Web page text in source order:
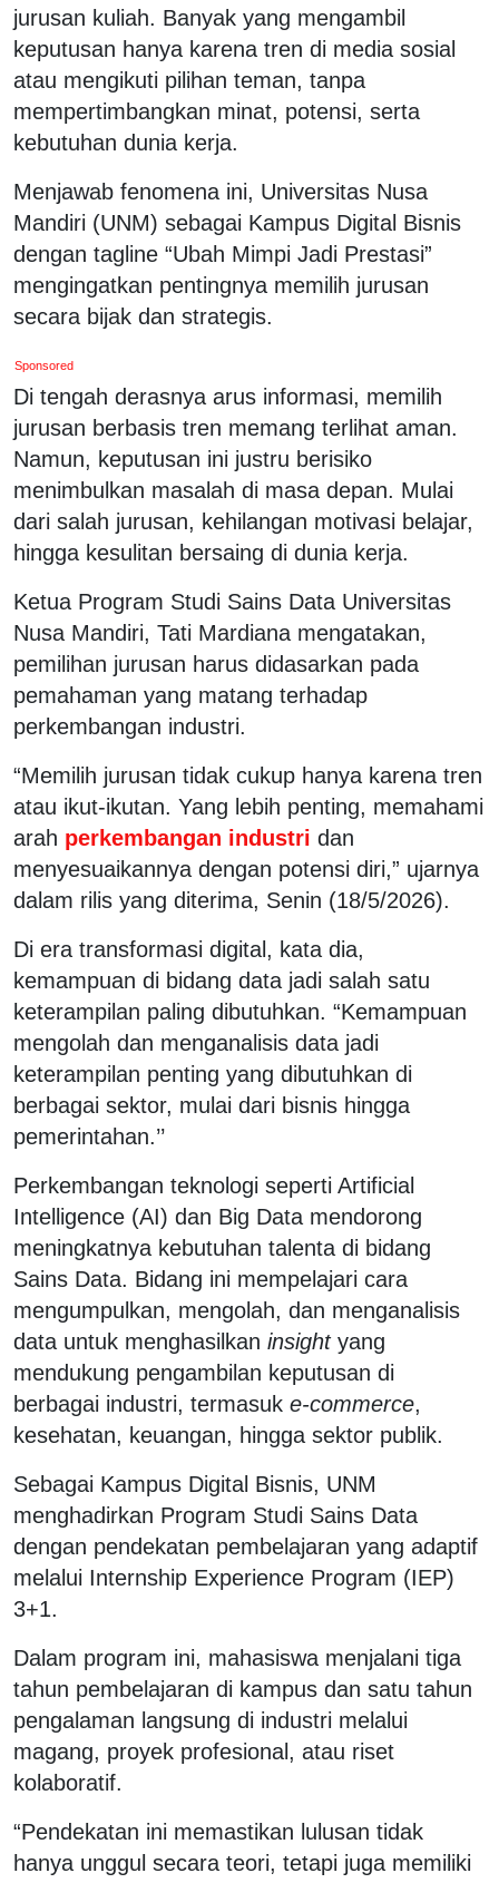
jurusan kuliah. Banyak yang mengambil
keputusan hanya karena tren di media sosial
atau mengikuti pilihan teman, tanpa
mempertimbangkan minat, potensi, serta
kebutuhan dunia kerja.
Menjawab fenomena ini, Universitas Nusa
Mandiri (UNM) sebagai Kampus Digital Bisnis
dengan tagline “Ubah Mimpi Jadi Prestasi”
mengingatkan pentingnya memilih jurusan
secara bijak dan strategis.
Sponsored
Di tengah derasnya arus informasi, memilih
jurusan berbasis tren memang terlihat aman.
Namun, keputusan ini justru berisiko
menimbulkan masalah di masa depan. Mulai
dari salah jurusan, kehilangan motivasi belajar,
hingga kesulitan bersaing di dunia kerja.
Ketua Program Studi Sains Data Universitas
Nusa Mandiri, Tati Mardiana mengatakan,
pemilihan jurusan harus didasarkan pada
pemahaman yang matang terhadap
perkembangan industri.
“Memilih jurusan tidak cukup hanya karena tren
atau ikut-ikutan. Yang lebih penting, memahami
arah perkembangan industri dan
menyesuaikannya dengan potensi diri,” ujarnya
dalam rilis yang diterima, Senin (18/5/2026).
Di era transformasi digital, kata dia,
kemampuan di bidang data jadi salah satu
keterampilan paling dibutuhkan. “Kemampuan
mengolah dan menganalisis data jadi
keterampilan penting yang dibutuhkan di
berbagai sektor, mulai dari bisnis hingga
pemerintahan.’’
Perkembangan teknologi seperti Artificial
Intelligence (AI) dan Big Data mendorong
meningkatnya kebutuhan talenta di bidang
Sains Data. Bidang ini mempelajari cara
mengumpulkan, mengolah, dan menganalisis
data untuk menghasilkan insightyang
mendukung pengambilan keputusan di
berbagai industri, termasuk e-commerce,
kesehatan, keuangan, hingga sektor publik.
Sebagai Kampus Digital Bisnis, UNM
menghadirkan Program Studi Sains Data
dengan pendekatan pembelajaran yang adaptif
melalui Internship Experience Program (IEP)
3+1.
Dalam program ini, mahasiswa menjalani tiga
tahun pembelajaran di kampus dan satu tahun
pengalaman langsung di industri melalui
magang, proyek profesional, atau riset
kolaboratif.
“Pendekatan ini memastikan lulusan tidak
hanya unggul secara teori, tetapi juga memiliki